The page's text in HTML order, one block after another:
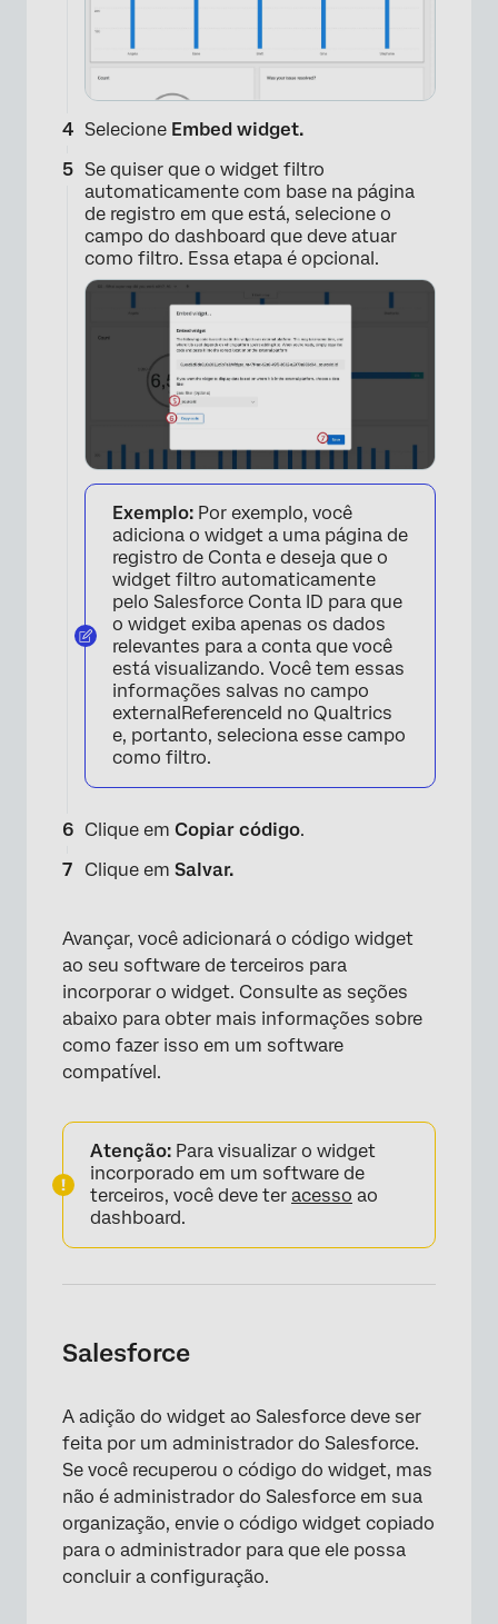
×
Selecione Embed widget.
Se quiser que o widget filtro
automaticamente com base na página
de registro em que está, selecione o
campo do dashboard que deve atuar
como filtro. Essa etapa é opcional.
×
Exemplo: Por exemplo, você
adiciona o widget a uma página de
registro de Conta e deseja que o
widget filtro automaticamente
pelo Salesforce Conta ID para que
o widget exiba apenas os dados
relevantes para a conta que você
está visualizando. Você tem essas
informações salvas no campo
externalReferenceId no Qualtrics
e, portanto, seleciona esse campo
como filtro.
Clique em Copiar código.
Clique em Salvar.
Avançar, você adicionará o código widget
ao seu software de terceiros para
incorporar o widget. Consulte as seções
abaixo para obter mais informações sobre
como fazer isso em um software
compatível.
Atenção: Para visualizar o widget
incorporado em um software de
terceiros, você deve ter acesso ao
dashboard.
Salesforce
A adição do widget ao Salesforce deve ser
feita por um administrador do Salesforce.
Se você recuperou o código do widget, mas
não é administrador do Salesforce em sua
organização, envie o código widget copiado
para o administrador para que ele possa
concluir a configuração.